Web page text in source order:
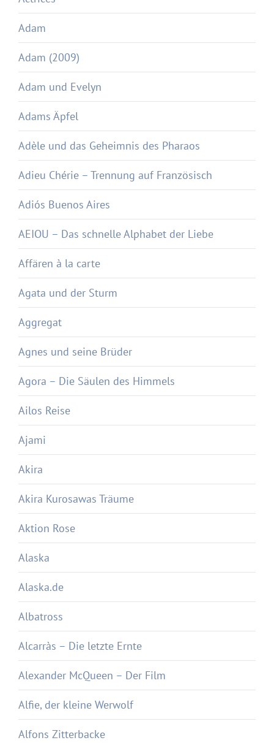
Adam
Adam (2009)
Adam und Evelyn
Adams Äpfel
Adèle und das Geheimnis des Pharaos
Adieu Chérie – Trennung auf Französisch
Adiós Buenos Aires
AEIOU – Das schnelle Alphabet der Liebe
Affären à la carte
Agata und der Sturm
Aggregat
Agnes und seine Brüder
Agora – Die Säulen des Himmels
Ailos Reise
Ajami
Akira
Akira Kurosawas Träume
Aktion Rose
Alaska
Alaska.de
Albatross
Alcarràs – Die letzte Ernte
Alexander McQueen – Der Film
Alfie, der kleine Werwolf
Alfons Zitterbacke